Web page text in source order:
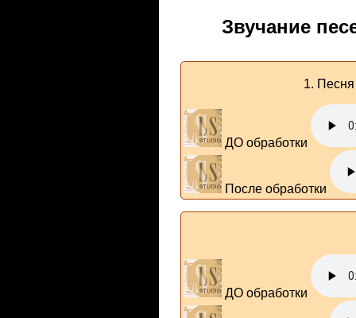
Звучание
1.
ДО обработки
После обработки
ДО обработки